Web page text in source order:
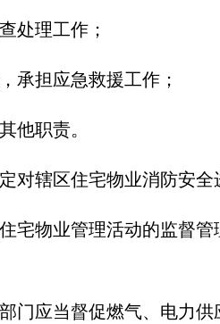
处理工作；
承担应急救援工作；
他职责。
对辖区住宅物业消防安全
宅物业管理活动的监督
门应当督促燃气、电力